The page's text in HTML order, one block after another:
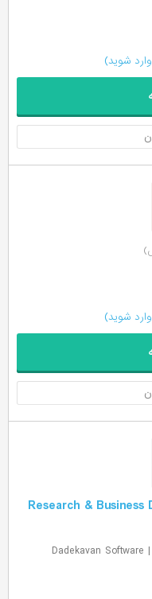
شوید)
شوید)
Research &
پشتیبانی و توسعه نرم افزار داده کاوان | Dadekavan Software